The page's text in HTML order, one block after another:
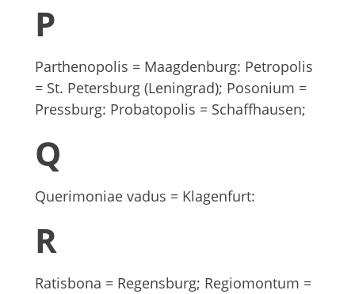
P
Parthenopolis = Maagdenburg: Petropolis
= St. Petersburg (Leningrad); Posonium =
Pressburg: Probatopolis = Schaffhausen;
Q
Querimoniae vadus = Klagenfurt:
R
Ratisbona = Regensburg; Regiomontum =